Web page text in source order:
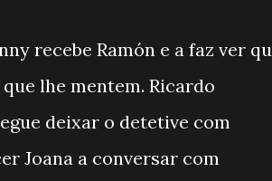
recebe Ramón e a faz ver
lhe mentem. Ricardo
deixar o detetive com
Joana a conversar com